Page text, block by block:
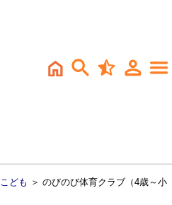
こども ＞ のびのび体育クラブ（4歳～小